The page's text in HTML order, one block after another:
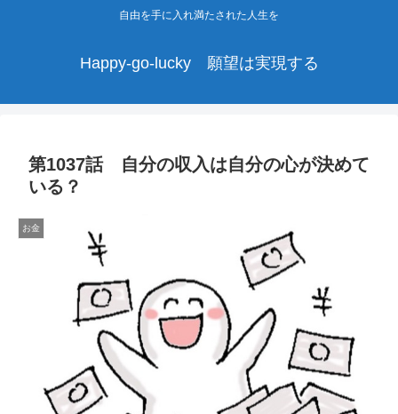
自由を手に入れ満たされた人生を
Happy-go-lucky 願望は実現する
第1037話 自分の収入は自分の心が決めて
いる？
お金